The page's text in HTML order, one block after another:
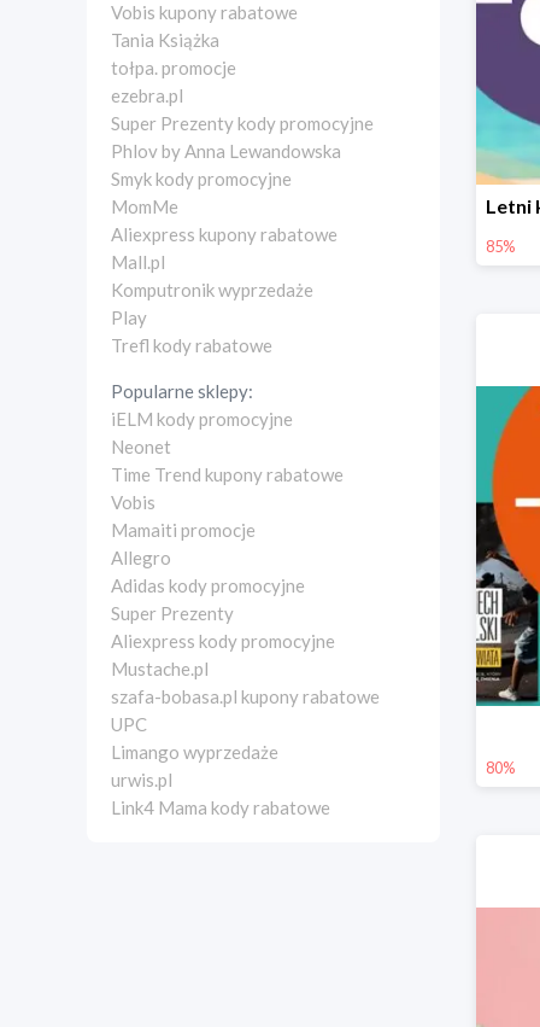
Vobis kupony rabatowe
Tania Książka
tołpa. promocje
ezebra.pl
Super Prezenty kody promocyjne
Phlov by Anna Lewandowska
Smyk kody promocyjne
MomMe
Aliexpress kupony rabatowe
Mall.pl
Komputronik wyprzedaże
Play
Trefl kody rabatowe
Popularne sklepy:
iELM kody promocyjne
Neonet
Time Trend kupony rabatowe
Vobis
Mamaiti promocje
Allegro
Adidas kody promocyjne
Super Prezenty
Aliexpress kody promocyjne
Mustache.pl
szafa-bobasa.pl kupony rabatowe
UPC
Limango wyprzedaże
urwis.pl
Link4 Mama kody rabatowe
85%
80%